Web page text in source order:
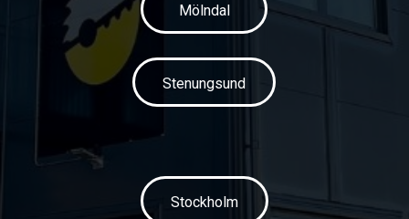
Mölndal
Stenungsund
Stockholm